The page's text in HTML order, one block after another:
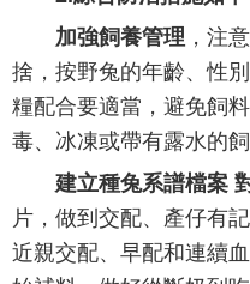
加強飼養管理 ，注
捨，按野兔的年齡、性
糧配合要適當，避免飼
毒、冰凍或帶有露水的飼
建立種兔系譜檔案
片，做到交配、產仔有
近親交配、早配和連續